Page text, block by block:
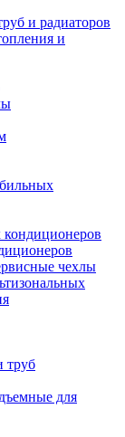
и радиаторов
и
чехлы
труб
для